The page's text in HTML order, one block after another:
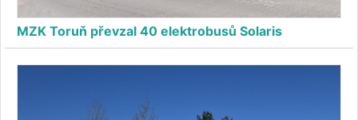
MZK Toruň převzal 40 elektrobusů Solaris